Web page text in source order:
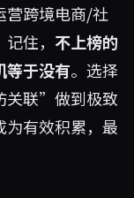
营跨境电商/社
住， 不上榜的
等于没有。选择
关联”做到极致
为有效积累，最